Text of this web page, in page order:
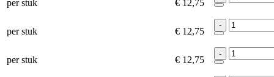
per stuk € 12,75
per stuk € 12,75
-
per stuk € 12,75
-